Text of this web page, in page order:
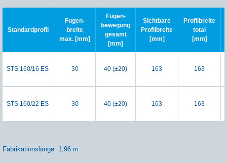
Standardprofil
Fugen-
breite
max. [mm]
Fugen-
bewegung
gesamt
[mm]
Sichtbare
Profilbreite
[mm]
Profilbreite
total
[mm]
STS 160/16 ES 30 40 (±20) 163 163
STS 160/22 ES 30 40 (±20) 163 163
Fabrikationslänge: 1,96 m